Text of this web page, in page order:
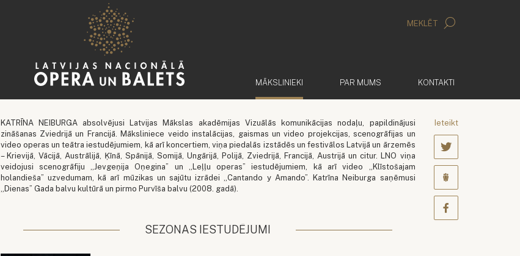
MEKLĒT
MĀKSLINIEKI PAR MUMS KONTAKTI
KATRĪNA NEIBURGA absolvējusi Latvijas Mākslas akadēmijas Vizuālās komunikācijas nodaļu, papildinājusi
zināšanas Zviedrijā un Francijā. Māksliniece veido instalācijas, gaismas un video projekcijas, scenogrāfijas un
video operas un teātra iestudējumiem, kā arī koncertiem, viņa piedalās izstādēs un festivālos Latvijā un ārzemēs
– Krievijā, Vācijā, Austrālijā, Ķīnā, Spānijā, Somijā, Ungārijā, Polijā, Zviedrijā, Francijā, Austrijā un citur. LNO viņa
veidojusi scenogrāfiju „Jevgeņija Oņegina” un „Leļļu operas” iestudējumiem, kā arī video „Klīstošajam
holandieša” uzvedumam, kā arī mūzikas un sajūtu izrādei „Cantando y Amando”. Katrīna Neiburga saņēmusi
„Dienas” Gada balvu kultūrā un pirmo Purvīša balvu (2008. gadā).
SEZONAS IESTUDĒJUMI
Ieteikt